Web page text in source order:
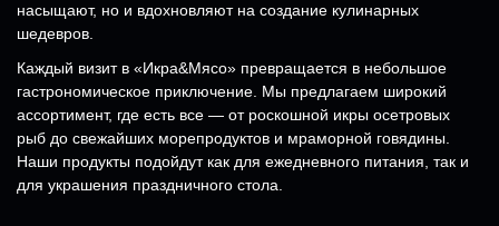
насыщают, но и вдохновляют на создание кулинарных
шедевров.
Каждый визит в «Икра&Мясо» превращается в небольшое
гастрономическое приключение. Мы предлагаем широкий
ассортимент, где есть все — от роскошной икры осетровых
рыб до свежайших морепродуктов и мраморной говядины.
Наши продукты подойдут как для ежедневного питания, так и
для украшения праздничного стола.